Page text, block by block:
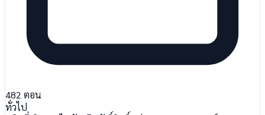
482 ตอน
ทั่วไป